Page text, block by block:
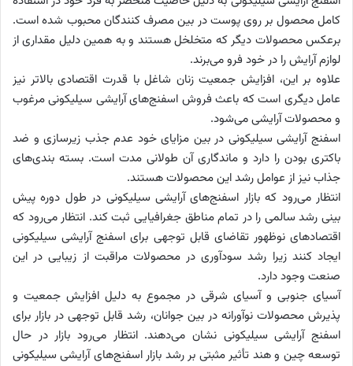
کامل محصول بر روی پوست در بین مصرف کنندگان محبوب شده است.
برعکس محصولات دیگر که متخلخل هستند و به همین دلیل مقداری از
لوازم آرایش را در خود فرو می‌برند.
علاوه بر این، افزایش جمعیت زنان شاغل با قدرت اقتصادی بالاتر نیز
عامل دیگری است که باعث فروش اسفنج‌های آرایشی سیلیکونی مرغوب
و محصولات آرایشی می‌شود.
اسفنج آرایشی سیلیکونی در بین مزایای خود عدم جذب زیرسازی و ضد
باکتری بودن را دارد و ماندگاری آن طولانی مدت است. بسته بندی‌های
جذاب نیز از عوامل رشد این محصولات هستند.
انتظار می‌رود که بازار اسفنج‌های آرایشی سیلیکونی در طول دوره پیش
بینی رشد سالمی را در تمام مناطق جغرافیایی ثبت کند. انتظار می‌رود که
اقتصادهای نوظهور تقاضای قابل توجهی برای اسفنج آرایشی سیلیکونی
ایجاد کنند زیرا رشد سودآوری در محصولات مراقبت از زیبایی در این
صنعت وجود دارد.
آسیای جنوبی و آسیای شرقی در مجموع به دلیل افزایش جمعیت و
پذیرش محصولات نوآورانه در بین جوانان، رشد قابل توجهی در بازار برای
اسفنج آرایشی سیلیکونی نشان می‌دهند. انتظار می‌رود بازار در حال
توسعه چین و هند تأثیر مثبتی بر رشد بازار اسفنج‌های آرایشی سیلیکونی